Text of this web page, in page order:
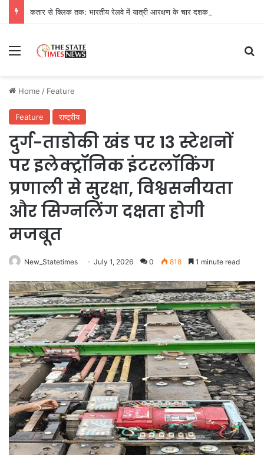
कतार से क्लिक तक: भारतीय रेलवे में यात्री आरक्षण के चार दशक
Menu
Home / Feature
Feature राष्ट्रीय
दुर्ग-ताडोकी खंड पर 13 स्टेशनों
पर इलेक्ट्रॉनिक इंटरलॉकिंग
प्रणाली से सुरक्षा, विश्वसनीयता
और सिग्नलिंग दक्षता होगी
मजबूत
New_Statetimes July 1, 2026 0 818 1 minute read